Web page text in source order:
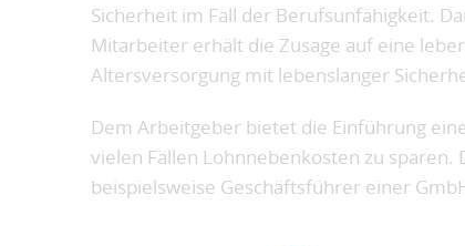
Sicherheit im Fall der Berufsunfähigkeit.
Mitarbeiter erhält die Zusage auf eine
Altersversorgung mit lebenslanger
Dem Arbeitgeber bietet die Einführung
vielen Fällen Lohnnebenkosten zu
beispielsweise Geschäftsführer einer